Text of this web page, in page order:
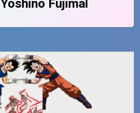
Yoshino Fujimal